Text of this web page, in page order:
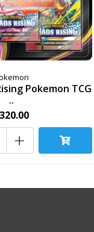
Pokemon TCG
..
+